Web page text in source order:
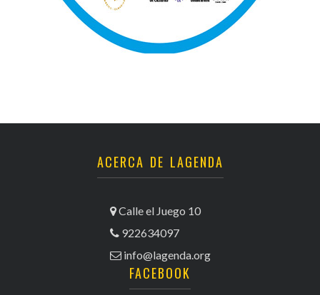
ACERCA DE LAGENDA
Calle el Juego 10
922634097
info@lagenda.org
FACEBOOK